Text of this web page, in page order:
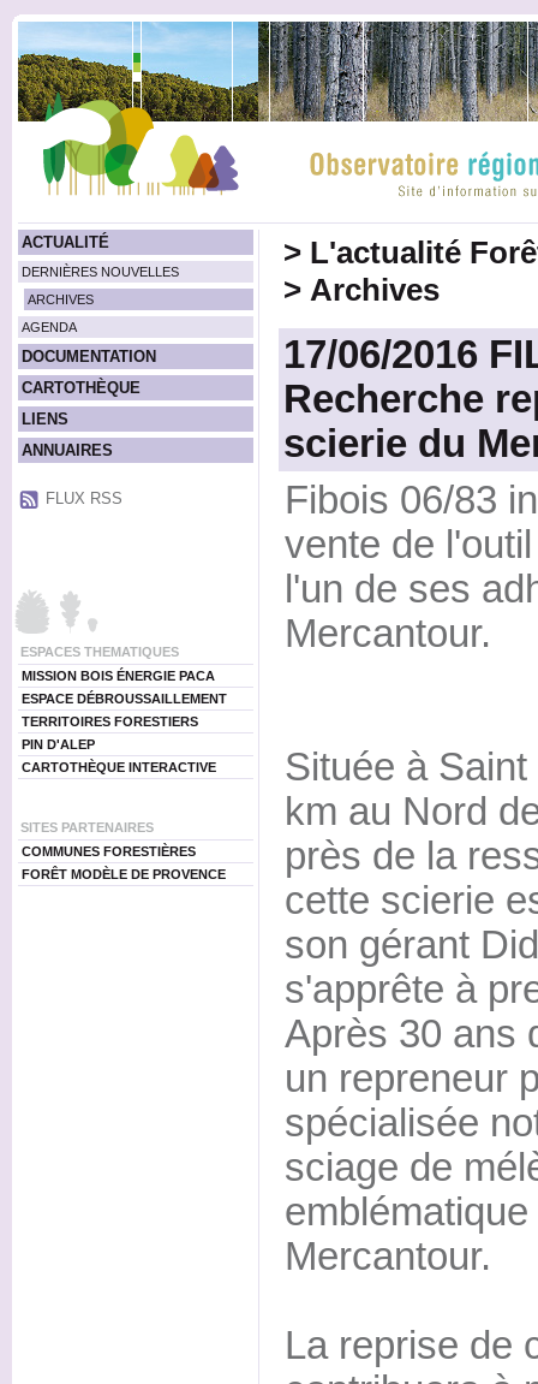
ACTUALITÉ
DERNIÈRES NOUVELLES
ARCHIVES
AGENDA
DOCUMENTATION
CARTOTHÈQUE
LIENS
ANNUAIRES
FLUX RSS
ESPACES THEMATIQUES
MISSION BOIS ÉNERGIE PACA
ESPACE DÉBROUSSAILLEMENT
TERRITOIRES FORESTIERS
PIN D'ALEP
CARTOTHÈQUE INTERACTIVE
SITES PARTENAIRES
COMMUNES FORESTIÈRES
FORÊT MODÈLE DE PROVENCE
> L'actualité
> Archives
17/06/2016
Recherche
scierie du
Fibois 06/83
vente de
l'un de ses
Mercantour.
Située à
km au Nord
près de la
cette scierie
son gérant
s'apprête à
Après 30 ans
un repreneur
spécialisée
sciage de
Mercantour.
La reprise de